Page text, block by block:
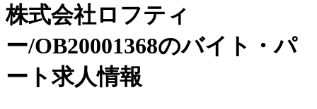
株式会社ロフティ
ー/OB20001368のバイト・パ
ート求人情報